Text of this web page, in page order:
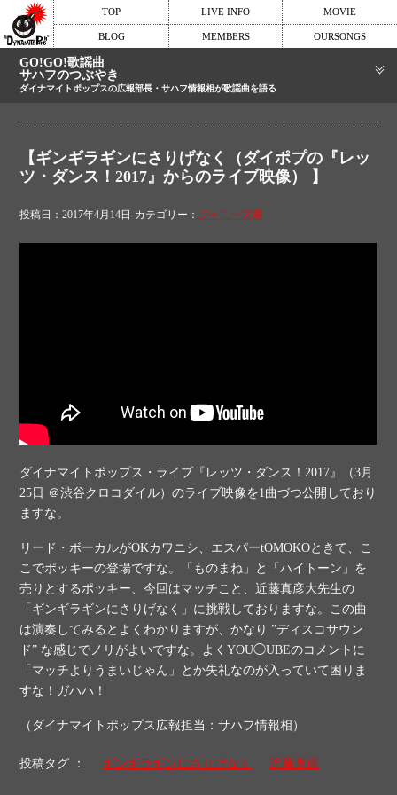
TOP LIVE INFO MOVIE
BLOG MEMBERS OURSONGS
GO!GO!歌謡曲
サハフのつぶやき
ダイナマイトポップスの広報部長・サハフ情報相が歌謡曲を語る
【ギンギラギンにさりげなく（ダイポプの『レッ
ツ・ダンス！2017』からのライブ映像） 】
投稿日：2017年4月14日 カテゴリー： ジャニーズ系
ダイナマイトポップス・ライブ『レッツ・ダンス！2017』（3月
25日 ＠渋谷クロコダイル）のライブ映像を1曲づつ公開しており
ますな。
リード・ボーカルがOKカワニシ、エスパーtOMOKOときて、こ
こでポッキーの登場ですな。「ものまね」と「ハイトーン」を
売りとするポッキー、今回はマッチこと、近藤真彦大先生の
「ギンギラギンにさりげなく」に挑戦しておりますな。この曲
は演奏してみるとよくわかりますが、かなり ”ディスコサウン
ド” な感じでノリがよいですな。よくYOU◯UBEのコメントに
「マッチよりうまいじゃん」とか失礼なのが入っていて困りま
すな！ガハハ！
（ダイナマイトポップス広報担当：サハフ情報相）
投稿タグ ： ギンギラギンにさりげなく 近藤真彦